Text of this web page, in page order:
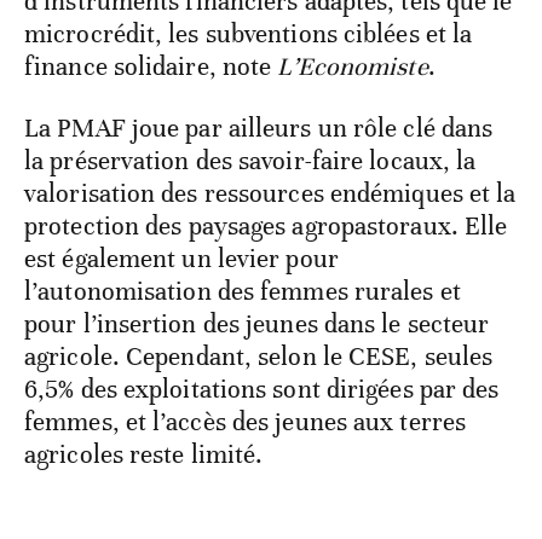
microcrédit, les subventions ciblées et la
finance solidaire, note L’Economiste.
La PMAF joue par ailleurs un rôle clé dans
la préservation des savoir-faire locaux, la
valorisation des ressources endémiques et la
protection des paysages agropastoraux. Elle
est également un levier pour
l’autonomisation des femmes rurales et
pour l’insertion des jeunes dans le secteur
agricole. Cependant, selon le CESE, seules
6,5% des exploitations sont dirigées par des
femmes, et l’accès des jeunes aux terres
agricoles reste limité.